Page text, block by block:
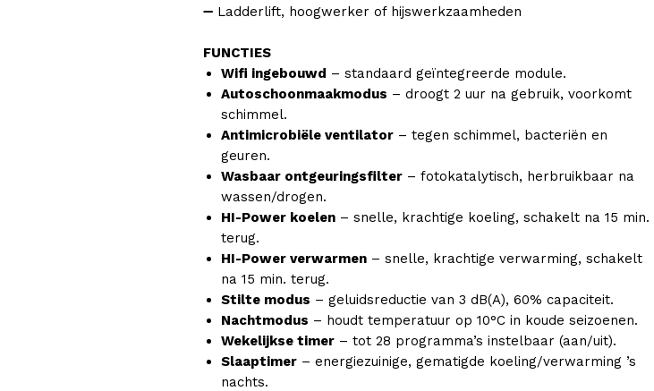
➖ Ladderlift, hoogwerker of hijswerkzaamheden
FUNCTIES
Wifi ingebouwd – standaard geïntegreerde module.
Autoschoonmaakmodus – droogt 2 uur na gebruik, voorkomt
schimmel.
Antimicrobiële ventilator – tegen schimmel, bacteriën en
geuren.
Wasbaar ontgeuringsfilter – fotokatalytisch, herbruikbaar na
wassen/drogen.
HI-Power koelen – snelle, krachtige koeling, schakelt na 15 min.
terug.
HI-Power verwarmen – snelle, krachtige verwarming, schakelt
na 15 min. terug.
Stilte modus – geluidsreductie van 3 dB(A), 60% capaciteit.
Nachtmodus – houdt temperatuur op 10°C in koude seizoenen.
Wekelijkse timer – tot 28 programma’s instelbaar (aan/uit).
Slaaptimer – energiezuinige, gematigde koeling/verwarming ’s
nachts.